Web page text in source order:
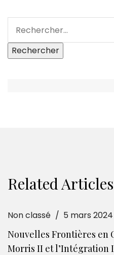
Related Articles
Non classé 5 mars 2024
Nouvelles Frontières en
Morris II et l’Intégration